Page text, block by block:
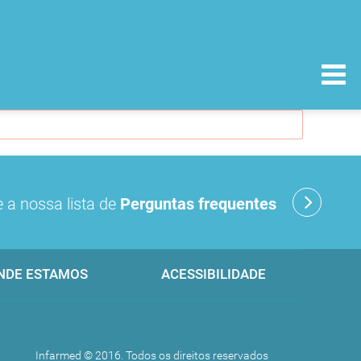
a nossa lista de Perguntas frequentes
ESTAMOS ACESSIBILIDADE
Infarmed © 2016. Todos os direitos reservados